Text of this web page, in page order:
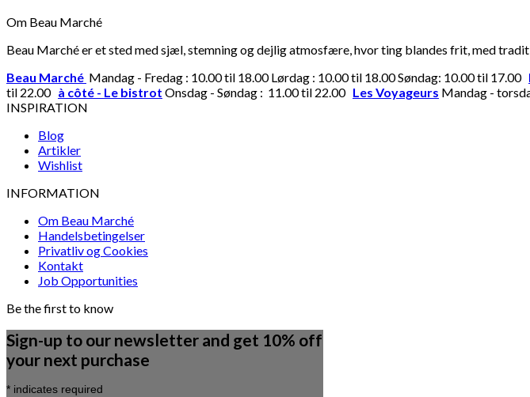
Om Beau Marché
Beau Marché er et sted med sjæl, stemning og dejlig atmosfære, hvor ting blandes frit, med
Beau Marché Mandag - Fredag : 10.00 til 18.00 Lørdag : 10.00 til 18.00 Søndag: 10.00 til 17.00
til 22.00 à côté - Le bistrot Onsdag - Søndag : 11.00 til 22.00 Les Voyageurs Mandag -
INSPIRATION
Blog
Artikler
Wishlist
INFORMATION
Om Beau Marché
Handelsbetingelser
Privatliv og Cookies
Kontakt
Job Opportunities
Be the first to know
Sign-up to our newsletter and get 10% off
your next purchase
* indicates required